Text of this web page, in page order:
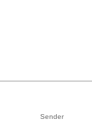
Spring
Sender